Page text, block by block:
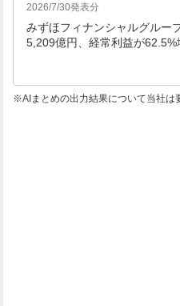
2026/7/30発表分
みずほフィナンシャルグルー
5,209億円、経常利益が
を達成しました。好調な実
AIまとめの出力結果について当社は